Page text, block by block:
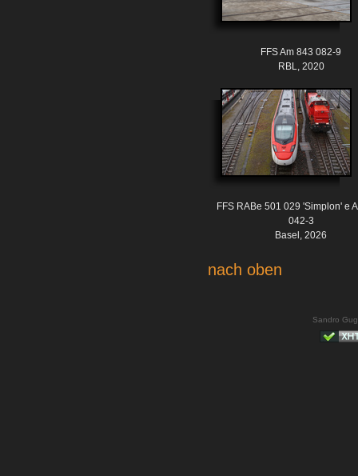
FFS Am 843 082-9
RBL, 2020
FFS RABe 501 029 'Simplon' e
042-3
Basel, 2026
nach oben
Sandro